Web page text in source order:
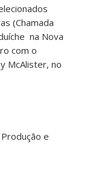
(Chamada
na Nova
com o
McAlister, no
e